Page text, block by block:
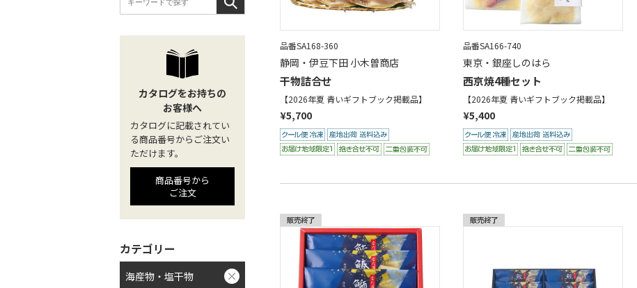
品番SA168-360
静岡・伊豆下田 小木曽商店
干物詰合せ
【2026年夏 青いギフトブック掲載品】
¥5,700
品番SA166-740
東京・銀座しのはら
西京焼4種セット
【2026年夏 青いギフトブック掲載品】
¥5,400
カタログをお持ちの
お客様へ
カタログに記載されてい
る商品番号からご注文い
ただけます。
商品番号から
ご注文
カテゴリー
海産物・塩干物